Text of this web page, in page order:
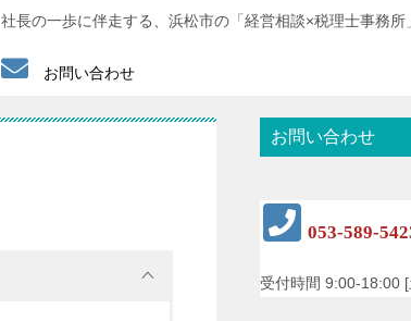
社長の一歩に伴走する、浜松市の「経営相談×税理士事務所」
お問い合わせ
お問い合わせ
053-589-
受付時間 9:00-18:00